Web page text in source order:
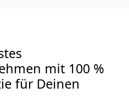
mit 100 %
für Deinen